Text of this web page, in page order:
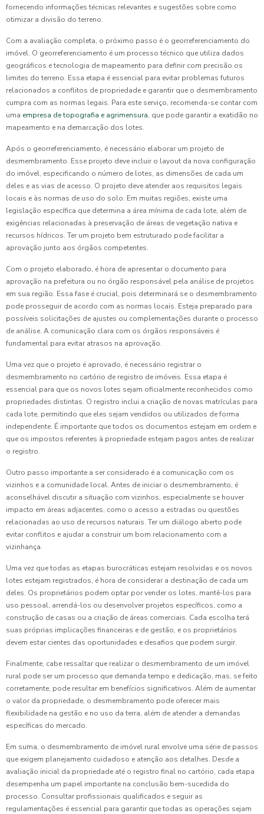
fornecendo informações técnicas relevantes e sugestões sobre como
otimizar a divisão do terreno.
Com a avaliação completa, o próximo passo é o georreferenciamento do
imóvel. O georreferenciamento é um processo técnico que utiliza dados
geográficos e tecnologia de mapeamento para definir com precisão os
limites do terreno. Essa etapa é essencial para evitar problemas futuros
relacionados a conflitos de propriedade e garantir que o desmembramento
cumpra com as normas legais. Para este serviço, recomenda-se contar com
uma empresa de topografia e agrimensura, que pode garantir a exatidão no
mapeamento e na demarcação dos lotes.
Após o georreferenciamento, é necessário elaborar um projeto de
desmembramento. Esse projeto deve incluir o layout da nova configuração
do imóvel, especificando o número de lotes, as dimensões de cada um
deles e as vias de acesso. O projeto deve atender aos requisitos legais
locais e às normas de uso do solo. Em muitas regiões, existe uma
legislação específica que determina a área mínima de cada lote, além de
exigências relacionadas à preservação de áreas de vegetação nativa e
recursos hídricos. Ter um projeto bem estruturado pode facilitar a
aprovação junto aos órgãos competentes.
Com o projeto elaborado, é hora de apresentar o documento para
aprovação na prefeitura ou no órgão responsável pela análise de projetos
em sua região. Essa fase é crucial, pois determinará se o desmembramento
pode prosseguir de acordo com as normas locais. Esteja preparado para
possíveis solicitações de ajustes ou complementações durante o processo
de análise. A comunicação clara com os órgãos responsáveis é
fundamental para evitar atrasos na aprovação.
Uma vez que o projeto é aprovado, é necessário registrar o
desmembramento no cartório de registro de imóveis. Essa etapa é
essencial para que os novos lotes sejam oficialmente reconhecidos como
propriedades distintas. O registro inclui a criação de novas matrículas para
cada lote, permitindo que eles sejam vendidos ou utilizados de forma
independente. É importante que todos os documentos estejam em ordem e
que os impostos referentes à propriedade estejam pagos antes de realizar
o registro.
Outro passo importante a ser considerado é a comunicação com os
vizinhos e a comunidade local. Antes de iniciar o desmembramento, é
aconselhável discutir a situação com vizinhos, especialmente se houver
impacto em áreas adjacentes, como o acesso a estradas ou questões
relacionadas ao uso de recursos naturais. Ter um diálogo aberto pode
evitar conflitos e ajudar a construir um bom relacionamento com a
vizinhança.
Uma vez que todas as etapas burocráticas estejam resolvidas e os novos
lotes estejam registrados, é hora de considerar a destinação de cada um
deles. Os proprietários podem optar por vender os lotes, mantê-los para
uso pessoal, arrendá-los ou desenvolver projetos específicos, como a
construção de casas ou a criação de áreas comerciais. Cada escolha terá
suas próprias implicações financeiras e de gestão, e os proprietários
devem estar cientes das oportunidades e desafios que podem surgir.
Finalmente, cabe ressaltar que realizar o desmembramento de um imóvel
rural pode ser um processo que demanda tempo e dedicação, mas, se feito
corretamente, pode resultar em benefícios significativos. Além de aumentar
o valor da propriedade, o desmembramento pode oferecer mais
flexibilidade na gestão e no uso da terra, além de atender a demandas
específicas do mercado.
Em suma, o desmembramento de imóvel rural envolve uma série de passos
que exigem planejamento cuidadoso e atenção aos detalhes. Desde a
avaliação inicial da propriedade até o registro final no cartório, cada etapa
desempenha um papel importante na conclusão bem-sucedida do
processo. Consultar profissionais qualificados e seguir as
regulamentações é essencial para garantir que todas as operações sejam